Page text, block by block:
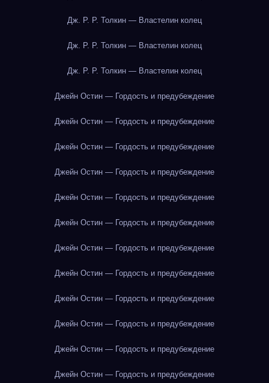
Дж. Р. Р. Толкин — Властелин колец
Дж. Р. Р. Толкин — Властелин колец
Дж. Р. Р. Толкин — Властелин колец
Джейн Остин — Гордость и предубеждение
Джейн Остин — Гордость и предубеждение
Джейн Остин — Гордость и предубеждение
Джейн Остин — Гордость и предубеждение
Джейн Остин — Гордость и предубеждение
Джейн Остин — Гордость и предубеждение
Джейн Остин — Гордость и предубеждение
Джейн Остин — Гордость и предубеждение
Джейн Остин — Гордость и предубеждение
Джейн Остин — Гордость и предубеждение
Джейн Остин — Гордость и предубеждение
Джейн Остин — Гордость и предубеждение